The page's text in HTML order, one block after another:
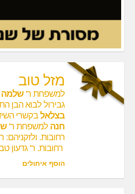
מזל טוב
למשפחת ר'שלמה
גבירול לבוא הבן
בצלאלבקשרי
חנה למשפחת ר'
רחובות.
רחובות. ר' גדעון
הוסף איחולים